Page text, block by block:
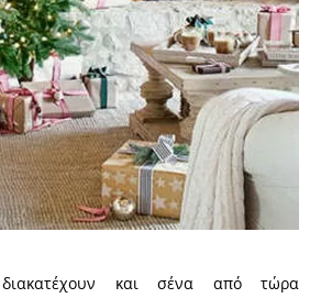
και σένα από τώρα